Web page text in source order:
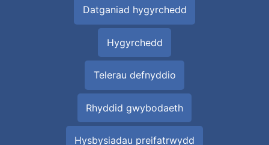
Datganiad hygyrchedd
Hygyrchedd
Telerau defnyddio
Rhyddid gwybodaeth
Hysbysiadau preifatrwydd